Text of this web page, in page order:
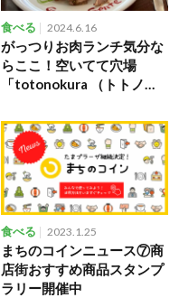
食べる 2024.6.16
がっつりお肉ランチ気分な
らここ！空いてて穴場
「totonokura （トトノク
食べる 2023.1.25
まちのコインニュース⑦商
店街おすすめ商品スタンプ
ラリー開催中